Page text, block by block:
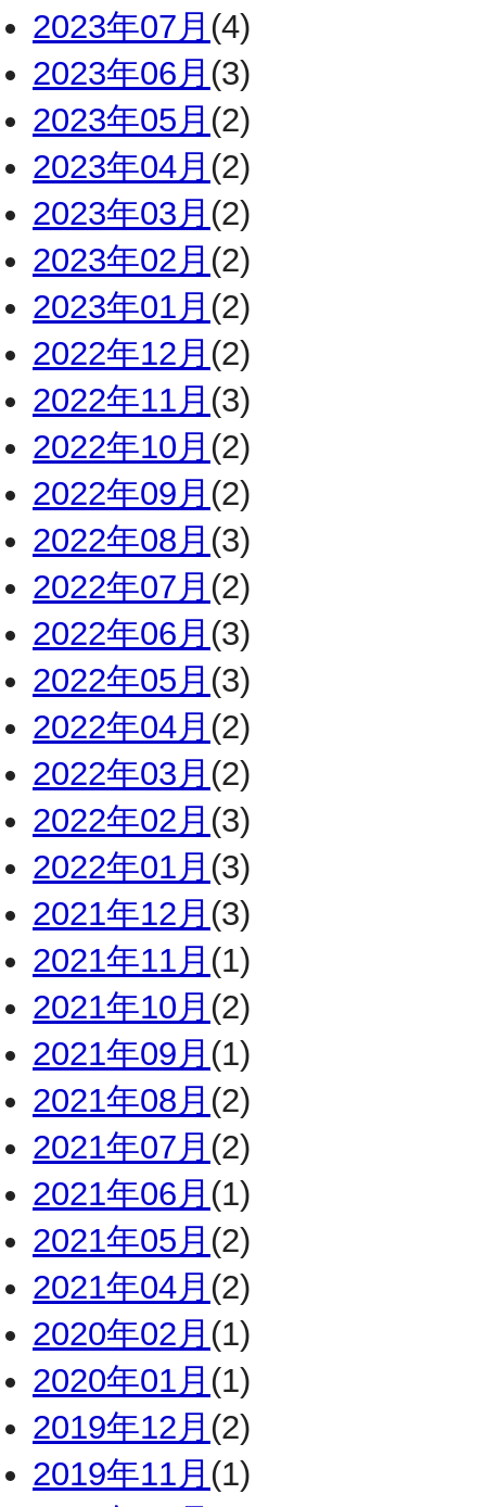
2023年07月 (4)
2023年06月 (3)
2023年05月 (2)
2023年04月 (2)
2023年03月 (2)
2023年02月 (2)
2023年01月 (2)
2022年12月 (2)
2022年11月 (3)
2022年10月 (2)
2022年09月 (2)
2022年08月 (3)
2022年07月 (2)
2022年06月 (3)
2022年05月 (3)
2022年04月 (2)
2022年03月 (2)
2022年02月 (3)
2022年01月 (3)
2021年12月 (3)
2021年11月 (1)
2021年10月 (2)
2021年09月 (1)
2021年08月 (2)
2021年07月 (2)
2021年06月 (1)
2021年05月 (2)
2021年04月 (2)
2020年02月 (1)
2020年01月 (1)
2019年12月 (2)
2019年11月 (1)